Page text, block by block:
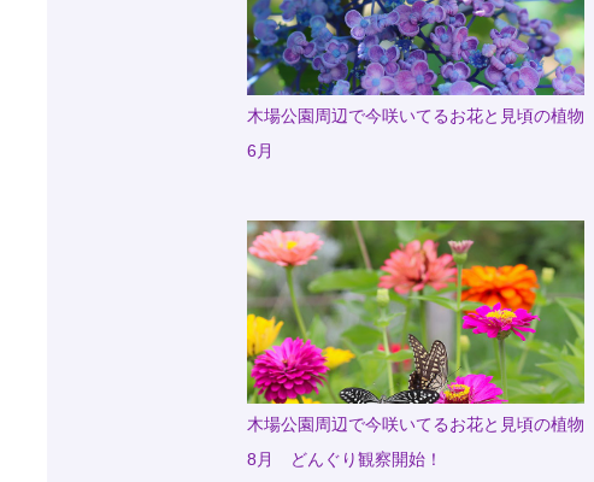
木場公園周辺で今咲いてるお花と見頃の植物
6月
木場公園周辺で今咲いてるお花と見頃の植物
8月 どんぐり観察開始！